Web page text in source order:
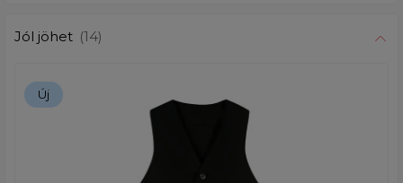
Jól jöhet (14)
Új